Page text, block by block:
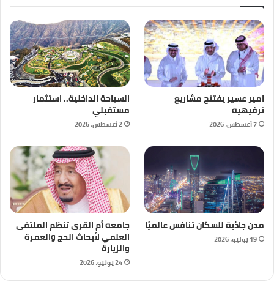
امير عسير يفتتح مشاريع
ترفيهيه
7 أغسطس، 2026
السياحة الداخلية.. استثمار
مستقبلي
2 أغسطس، 2026
مدن جاذبة للسكان تنافس عالميًا
19 يوليو، 2026
جامعه أم القرى تنظم الملتقى
العلمي لأبحاث الحج والعمرة
والزيارة
24 يونيو، 2026